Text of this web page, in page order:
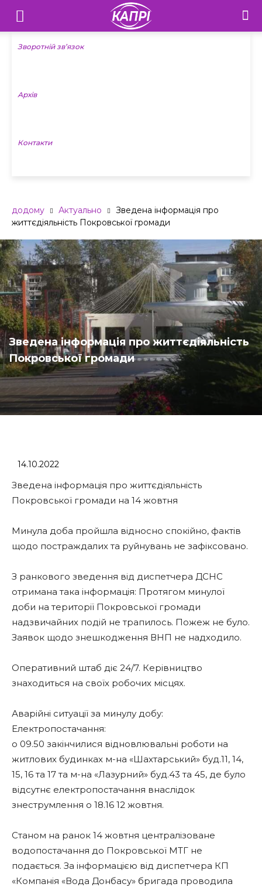
Телебачення
«Капрі»
Новини
Зворотній зв’язок
Архів
Контакти
додому Актуально
Зведена інформація про
життєдіяльність Покровської громади
Зведена інформація про життєдіяльність
Покровської громади
14.10.2022
Зведена інформація про життєдіяльність
Покровської громади на 14 жовтня
Минула доба пройшла відносно спокійно, фактів
щодо постраждалих та руйнувань не зафіксовано.
З ранкового зведення від диспетчера ДСНС
отримана така інформація: Протягом минулої
доби на території Покровської громади
надзвичайних подій не трапилось. Пожеж не було.
Заявок щодо знешкодження ВНП не надходило.
Оперативний штаб діє 24/7. Керівництво
знаходиться на своїх робочих місцях.
Аварійні ситуації за минулу добу:
Електропостачання:
о 09.50 закінчилися відновлювальні роботи на
житлових будинках м-на «Шахтарський» буд.11, 14,
15, 16 та 17 та м-на «Лазурний» буд.43 та 45, де було
відсутнє електропостачання внаслідок
знеструмлення о 18.16 12 жовтня.
Станом на ранок 14 жовтня централізоване
водопостачання до Покровської МТГ не
подається. За інформацією від диспетчера КП
«Компанія «Вода Донбасу» бригада проводила